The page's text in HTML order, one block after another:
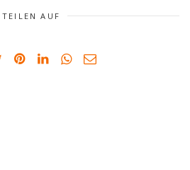
TEILEN AUF